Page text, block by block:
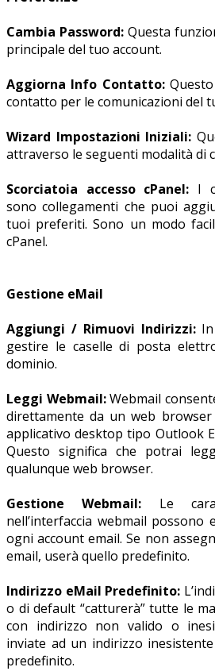
Cambia Password:Questa
principale del tuo account.
Aggiorna Info Contatto:
contatto per le comunicazioni del
Wizard Impostazioni Iniziali:
attraverso le seguenti modalità di
Scorciatoia accesso cPanel: I
sono collegamenti che puoi
tuoi preferiti. Sono un modo
cPanel.
Gestione eMail
Aggiungi / Rimuovi Indirizzi:In
gestire le caselle di posta
dominio.
Leggi Webmail:Webmail
direttamente da un web
applicativo desktop tipo Outlook
Questo significa che potrai
qualunque web browser.
Gestione Webmail: Le
nell’interfaccia webmail possono
ogni account email. Se non
email, userà quello predefinito.
Indirizzo eMail Predefinito:
o di default “catturerà” tutte le
con indirizzo non valido o
inviate ad un indirizzo
predefinito.